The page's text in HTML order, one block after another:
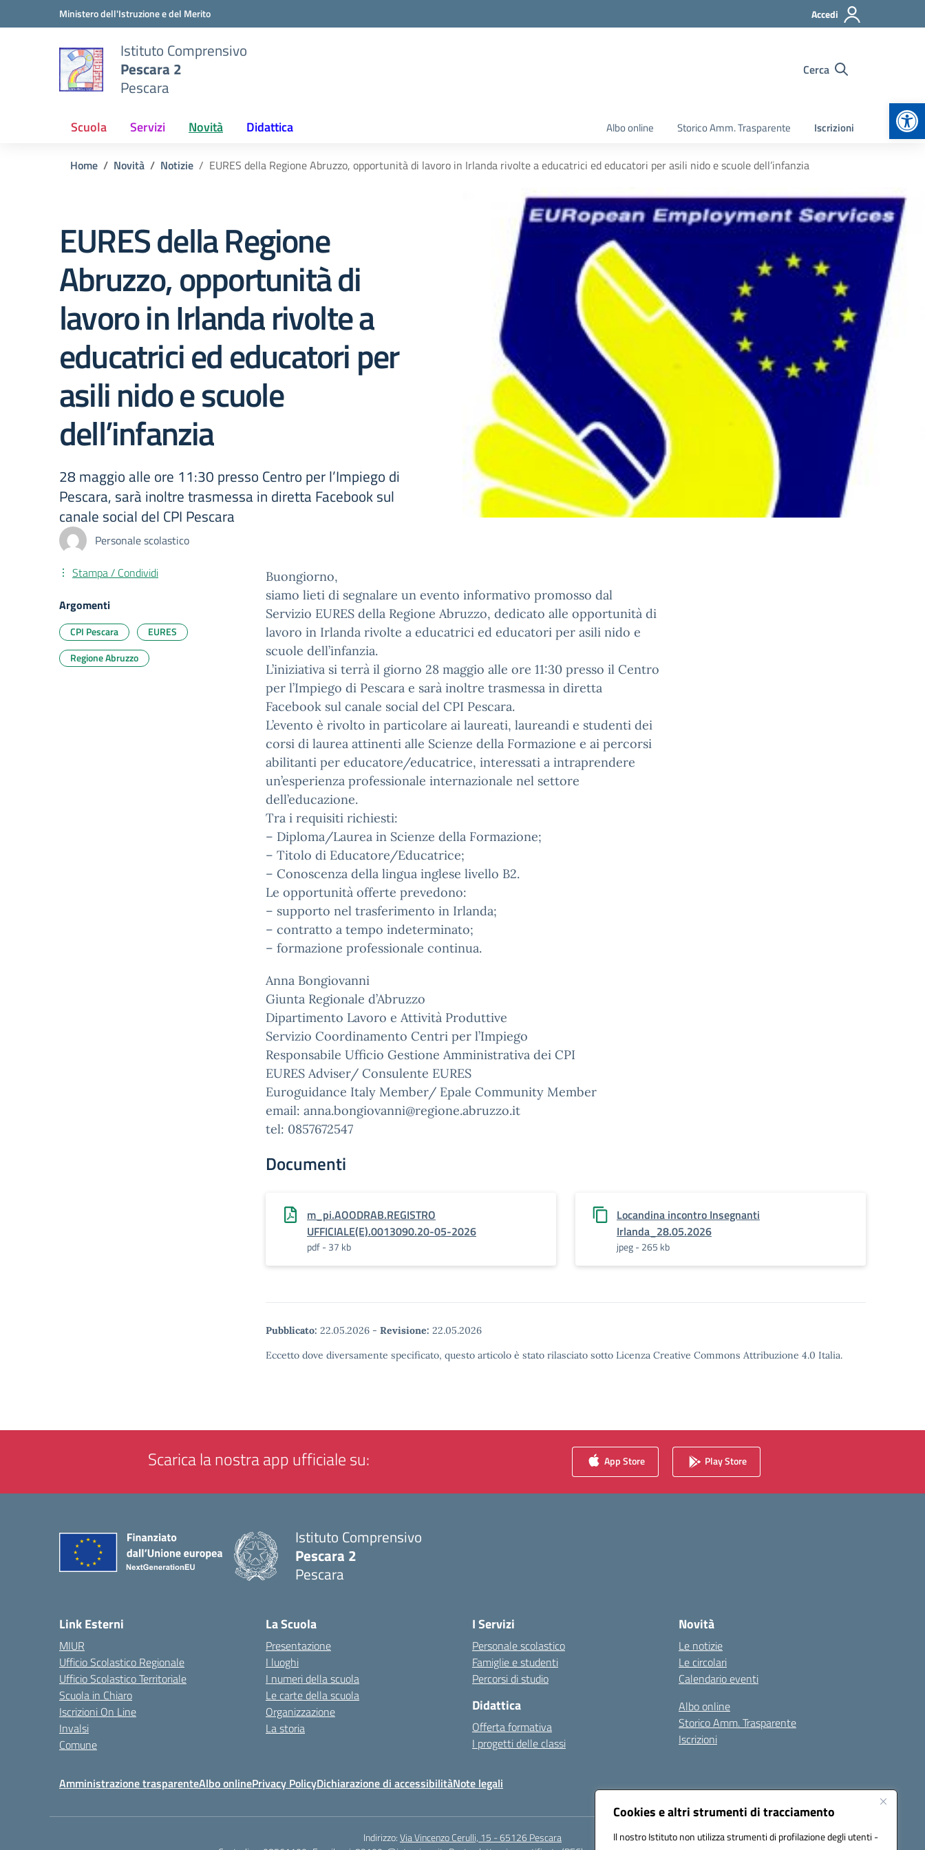
Cookies e altri strumenti di tracciamento
Il nostro Istituto non utilizza strumenti di profilazione degli utenti -
Vai ai contenuti
Vai al menu di navigazioneMinistero dell'Istruzione e del Merito Accedi
Istituto Comprensivo
Pescara 2
Pescara
Cerca
Scuola Servizi Novità Didattica Albo online Storico Amm. Trasparente Iscrizioni
Home Novità Notizie EURES della Regione Abruzzo, opportunità di lavoro in Irlanda rivolte a educatrici ed educatori per asili nido e scuole dell’infanzia
EURES della Regione
Abruzzo, opportunità di
lavoro in Irlanda rivolte a
educatrici ed educatori per
asili nido e scuole
dell’infanzia
28 maggio alle ore 11:30 presso Centro per l’Impiego di
Pescara, sarà inoltre trasmessa in diretta Facebook sul
canale social del CPI Pescara
Personale scolastico
Buongiorno,
siamo lieti di segnalare un evento informativo promosso dal
Servizio EURES della Regione Abruzzo, dedicato alle opportunità di
lavoro in Irlanda rivolte a educatrici ed educatori per asili nido e
scuole dell’infanzia.
L’iniziativa si terrà il giorno 28 maggio alle ore 11:30 presso il Centro
per l’Impiego di Pescara e sarà inoltre trasmessa in diretta
Facebook sul canale social del CPI Pescara.
L’evento è rivolto in particolare ai laureati, laureandi e studenti dei
corsi di laurea attinenti alle Scienze della Formazione e ai percorsi
abilitanti per educatore/educatrice, interessati a intraprendere
un’esperienza professionale internazionale nel settore
dell’educazione.
Tra i requisiti richiesti:
– Diploma/Laurea in Scienze della Formazione;
– Titolo di Educatore/Educatrice;
– Conoscenza della lingua inglese livello B2.
Le opportunità offerte prevedono:
– supporto nel trasferimento in Irlanda;
– contratto a tempo indeterminato;
– formazione professionale continua.
Anna Bongiovanni
Giunta Regionale d’Abruzzo
Dipartimento Lavoro e Attività Produttive
Servizio Coordinamento Centri per l’Impiego
Responsabile Ufficio Gestione Amministrativa dei CPI
EURES Adviser/ Consulente EURES
Euroguidance Italy Member/ Epale Community Member
email: anna.bongiovanni@regione.abruzzo.it
tel: 0857672547
Documenti
m_pi.AOODRAB.REGISTRO
UFFICIALE(E).0013090.20-05-2026
pdf - 37 kb
Locandina incontro Insegnanti
Irlanda_28.05.2026
jpeg - 265 kb
Pubblicato: 22.05.2026 - Revisione: 22.05.2026
Eccetto dove diversamente specificato, questo articolo è stato rilasciato sotto Licenza Creative Commons Attribuzione 4.0 Italia.
Stampa / Condividi
Argomenti
CPI Pescara
EURES
Regione Abruzzo
Scarica la nostra app ufficiale su: App Store Play Store
Istituto Comprensivo
Pescara 2
Pescara
Link Esterni
MIUR
Ufficio Scolastico Regionale
Ufficio Scolastico Territoriale
Scuola in Chiaro
Iscrizioni On Line
Invalsi
Comune
La Scuola
Presentazione
I luoghi
I numeri della scuola
Le carte della scuola
Organizzazione
La storia
I Servizi
Personale scolastico
Famiglie e studenti
Percorsi di studio
Didattica
Offerta formativa
I progetti delle classi
Novità
Le notizie
Le circolari
Calendario eventi
Albo online
Storico Amm. Trasparente
Iscrizioni
Amministrazione trasparenteAlbo onlinePrivacy PolicyDichiarazione di accessibilitàNote legali
Indirizzo:Via Vincenzo Cerulli, 15 - 65126 Pescara